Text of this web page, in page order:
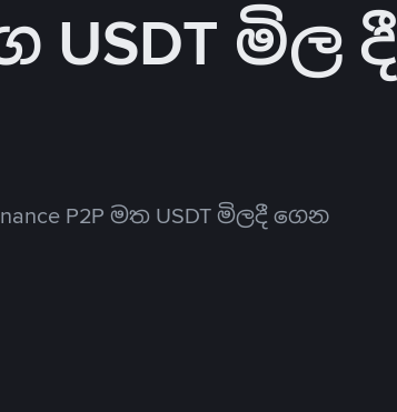
USDT මිල දී
P2P මත USDT මිලදී ගෙන